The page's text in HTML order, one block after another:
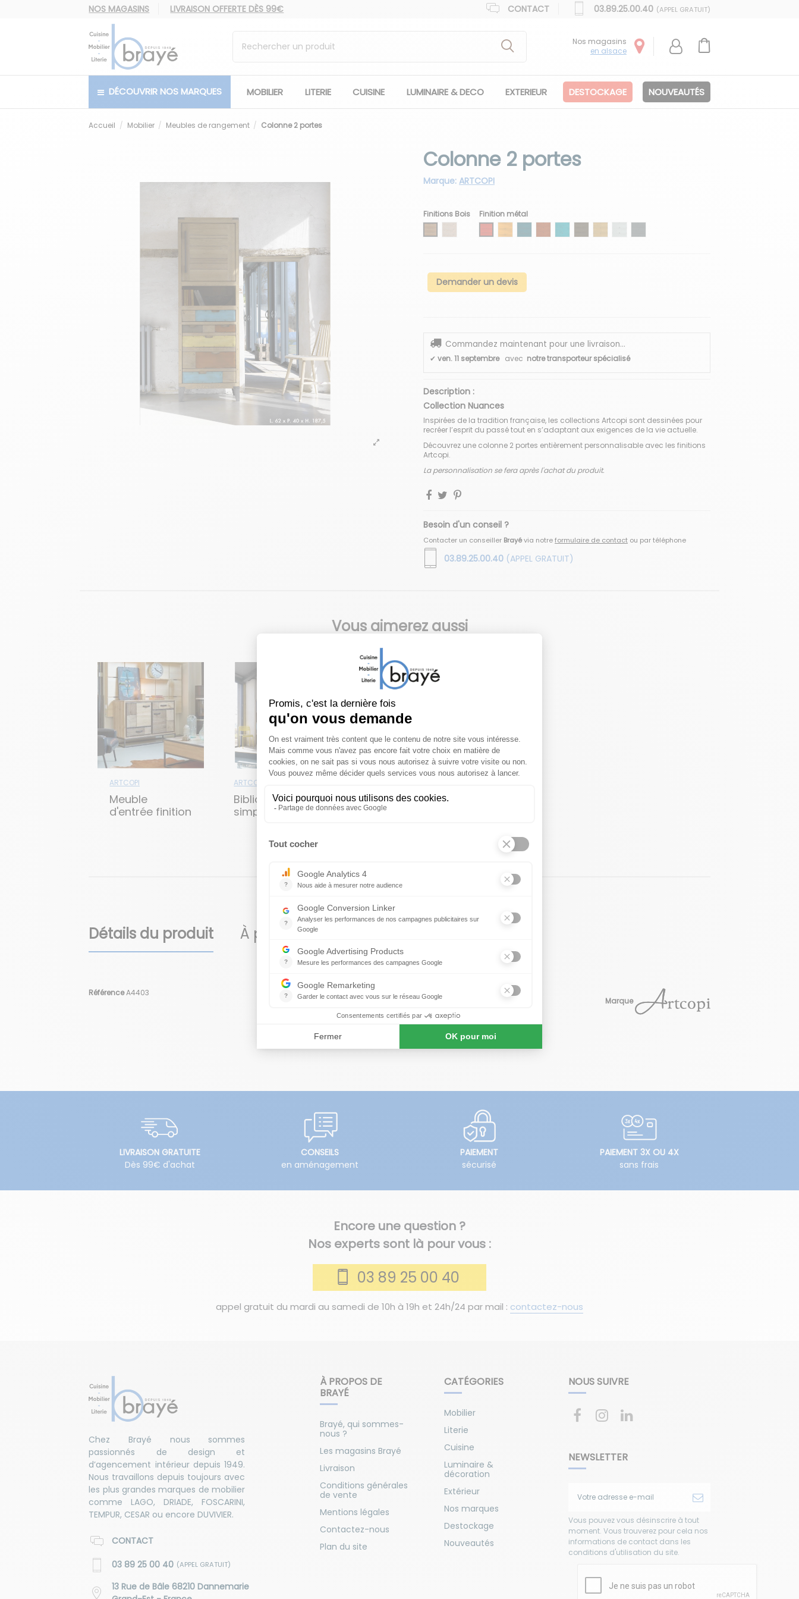
NOS MAGASINS LIVRAISON OFFERTE DÈS 99€ CONTACT 03.89.25.00.40 (APPEL GRATUIT)
Nos magasins
en alsace
DÉCOUVRIR NOS MARQUES MOBILIER LITERIE CUISINE LUMINAIRE & DECO EXTERIEUR DESTOCKAGE NOUVEAUTÉS
Accueil Mobilier Meubles de rangement Colonne 2 portes
Colonne 2 portes
Marque: ARTCOPI
Finitions Bois
Finition métal
Demander un devis
Commandez maintenant pour une livraison...
✔ ven. 11 septembre avec notre transporteur spécialisé
Description :
Collection Nuances
Inspirées de la tradition française, les collections Artcopi sont dessinées pour
recréer l’esprit du passé tout en s’adaptant aux exigences de la vie actuelle.
Découvrez une colonne 2 portes entièrement personnalisable avec les finitions
Artcopi.
La personnalisation se fera après l'achat du produit.
Besoin d'un conseil ?
Contacter un conseiller Brayévia notreformulaire de contact ou par téléphone
03.89.25.00.40 (APPEL GRATUIT)
Vous aimerez aussi
ARTCOPI
Meuble
d'entrée finition
ARTCOPI
Bibliothèque
simple
Détails du produit À propos de ARTCOPI
Marque
RéférenceA4403
Encore une question ?
Nos experts sont là pour vous :
03 89 25 00 40
appel gratuit du mardi au samedi de 10h à 19h et 24h/24 par mail : contactez-nous
LIVRAISON GRATUITE
Dès 99€ d'achat
CONSEILS
en aménagement
PAIEMENT
sécurisé
PAIEMENT 3X OU 4X
sans frais
À PROPOS DE
BRAYÉ
Brayé, qui sommes-
nous ?
Les magasins Brayé
Livraison
Conditions générales
de vente
Mentions légales
Contactez-nous
Plan du site
CATÉGORIES
Mobilier
Literie
Cuisine
Luminaire &
décoration
Extérieur
Nos marques
Destockage
Nouveautés
Chez Brayé nous sommes
passionnés de design et
d’agencement intérieur depuis 1949.
Nous travaillons depuis toujours avec
les plus grandes marques de mobilier
comme LAGO, DRIADE, FOSCARINI,
TEMPUR, CESAR ou encore DUVIVIER.
CONTACT
03 89 25 00 40 (APPEL GRATUIT)
13 Rue de Bâle 68210 Dannemarie
NOUS SUIVRE
NEWSLETTER
Vous pouvez vous désinscrire à tout
moment. Vous trouverez pour cela nos
informations de contact dans les
conditions d'utilisation du site.